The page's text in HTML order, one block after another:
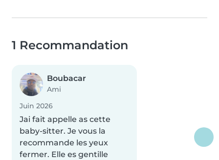
1 Recommandation
Boubacar
Ami
Juin 2026
Jai fait appelle as cette
baby-sitter. Je vous la
recommande les yeux
fermer. Elle es gentille